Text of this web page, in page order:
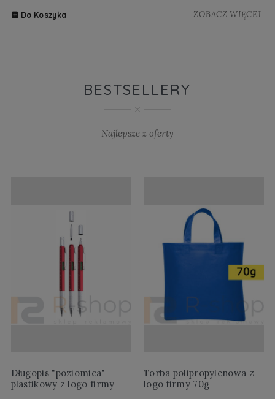
Do Koszyka ZOBACZ WIĘCEJ
BESTSELLERY
Najlepsze z oferty
Długopis "poziomica"
plastikowy z logo firmy
Torba polipropylenowa z
logo firmy 70g